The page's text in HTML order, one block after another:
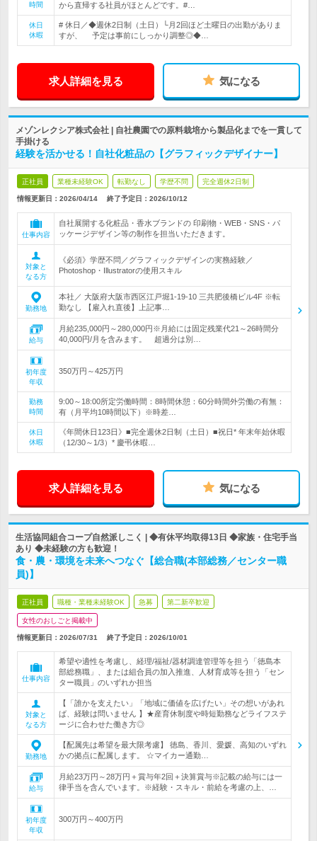
時間
から直帰する社員がほとんどです。#…
休日
休暇
# 休日／◆週休2日制（土日）└月2回ほど土曜日の出勤がありま
すが、 予定は事前にしっかり調整◎◆…
求人詳細を見る 気になる
メゾンレクシア株式会社 | 自社農園での原料栽培から製品化までを一貫して
手掛ける
経験を活かせる！自社化粧品の【グラフィックデザイナー】
正社員 業種未経験OK 転勤なし 学歴不問 完全週休2日制
情報更新日：2026/04/14 終了予定日： 2026/10/12
仕事内容
自社展開する化粧品・香水ブランドの 印刷物・WEB・SNS・パ
ッケージデザイン等の制作を担当いただきます。
対象と
なる方
《必須》学歴不問／グラフィックデザインの実務経験／
Photoshop・Illustratorの使用スキル
勤務地
本社／ 大阪府大阪市西区江戸堀1-19-10 三共肥後橋ビル4F ※転
勤なし 【雇入れ直後】上記事…
給与
月給235,000円～280,000円※月給には固定残業代21～26時間分
40,000円/月を含みます。 超過分は別…
初年度
年収
350万円～425万円
勤務
時間
9:00～18:00所定労働時間：8時間休憩：60分時間外労働の有無：
有（月平均10時間以下）※時差…
休日
休暇
《年間休日123日》■完全週休2日制（土日）■祝日* 年末年始休暇
（12/30～1/3）* 慶弔休暇…
求人詳細を見る 気になる
生活協同組合コープ自然派しこく | ◆有休平均取得13日 ◆家族・住宅手当
あり ◆未経験の方も歓迎！
食・農・環境を未来へつなぐ【総合職(本部総務／センター職
員)】
正社員 職種・業種未経験OK 急募 第二新卒歓迎
女性のおしごと掲載中
情報更新日：2026/07/31 終了予定日： 2026/10/01
仕事内容
希望や適性を考慮し、経理/福祉/器材調達管理等を担う「徳島本
部総務職」、または組合員の加入推進、人材育成等を担う「セン
ター職員」のいずれか担当
対象と
なる方
【「誰かを支えたい」「地域に価値を広げたい」その想いがあれ
ば、経験は問いません 】★産育休制度や時短勤務などライフステ
ージに合わせた働き方◎
勤務地
【配属先は希望を最大限考慮】 徳島、香川、愛媛、高知のいずれ
かの拠点に配属します。 ☆マイカー通勤…
給与
月給23万円～28万円＋賞与年2回＋決算賞与※記載の給与には一
律手当を含んでいます。※経験・スキル・前給を考慮の上、…
初年度
年収
300万円～400万円